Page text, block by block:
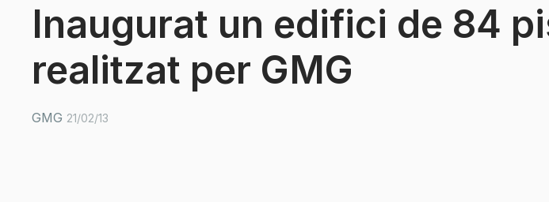
Inaugurat un edifici de 84
realitzat per GMG
GMG 21/02/13